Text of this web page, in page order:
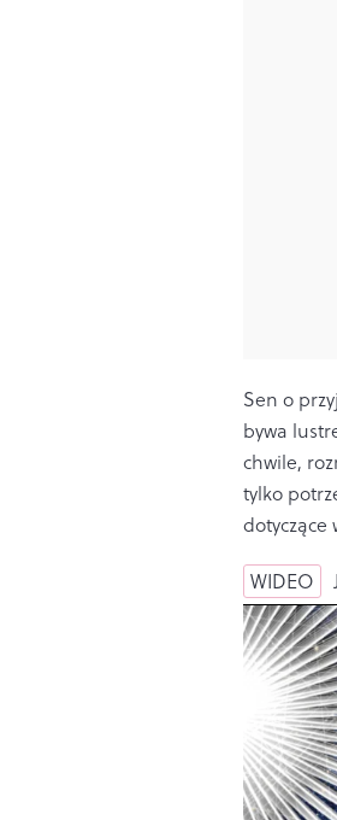
Sen o
bywa
chwile,
tylko
dotyczące
WIDEO